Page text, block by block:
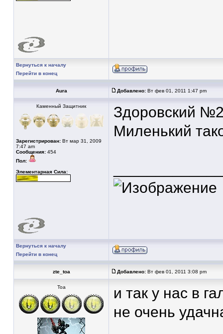
Вернуться к началу
Перейти в конец
Aura Добавлено: Вт фев 01, 2011 1:47 pm
Каменный Защитник
Зарегистрирован: Вт мар 31, 2009
7:47 am
Сообщения: 454
Пол:
Элементарная Сила:
Здоровский
Миленький
Вернуться к началу
Перейти в конец
zte_toa Добавлено: Вт фев 01, 2011 3:08 pm
Тоа
и так у нас в
не очень